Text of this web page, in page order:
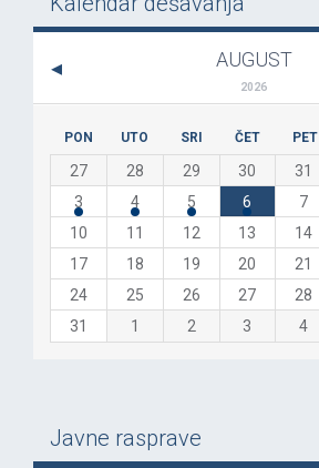
AUGUST
2026
PON UTO SRI ČET PET
27 28 29 30 31
3
4 5 6 7
10
11 12 13 14
17
18 19 20 21
24
25 26 27 28
31
1 2 3 4
Javne rasprave